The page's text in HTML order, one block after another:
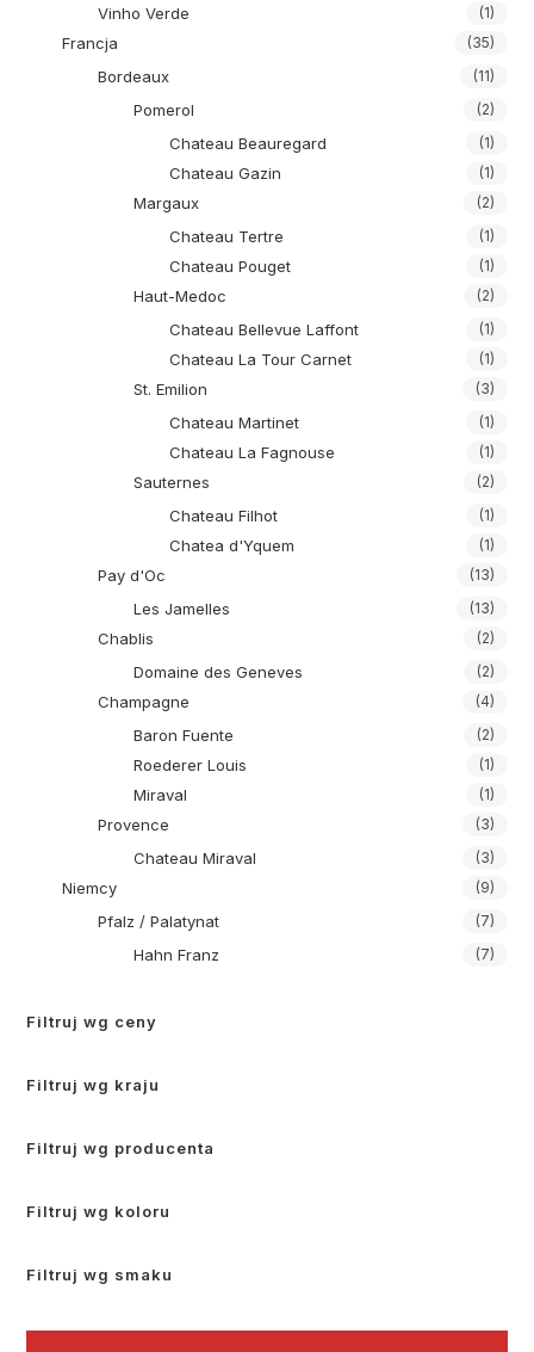
Vinho Verde (1)
Francja (35)
Bordeaux (11)
Pomerol (2)
Chateau Beauregard (1)
Chateau Gazin (1)
Margaux (2)
Chateau Tertre (1)
Chateau Pouget (1)
Haut-Medoc (2)
Chateau Bellevue Laffont (1)
Chateau La Tour Carnet (1)
St. Emilion (3)
Chateau Martinet (1)
Chateau La Fagnouse (1)
Sauternes (2)
Chateau Filhot (1)
Chatea d'Yquem (1)
Pay d'Oc (13)
Les Jamelles (13)
Chablis (2)
Domaine des Geneves (2)
Champagne (4)
Baron Fuente (2)
Roederer Louis (1)
Miraval (1)
Provence (3)
Chateau Miraval (3)
Niemcy (9)
Pfalz / Palatynat (7)
Hahn Franz (7)
Filtruj wg ceny
Filtruj wg kraju
Filtruj wg producenta
Filtruj wg koloru
Filtruj wg smaku